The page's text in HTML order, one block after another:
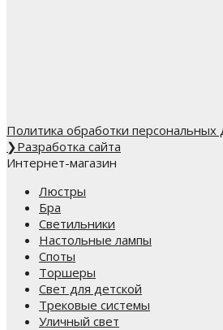
Политика обработки персональных
❯Разработка сайта
Интернет-магазин
Люстры
Бра
Светильники
Настольные лампы
Споты
Торшеры
Свет для детской
Трековые системы
Уличный свет